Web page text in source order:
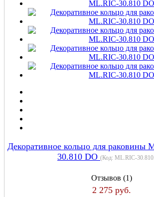
Декоративное кольцо для раковины
30.810 DO (Код: ML.RIC-
Отзывов (1)
2 275 руб.